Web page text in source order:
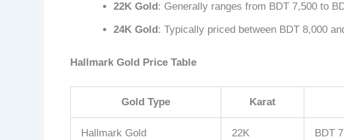
22K Gold : Generally ranges from BDT 7,500 to
24K Gold : Typically priced between BDT 8,000
Hallmark Gold Price Table
Gold Type Karat
Hallmark Gold 22K BDT